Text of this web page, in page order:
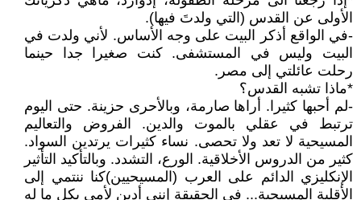
الأولى عن القدس (التي ولدتَ فيها).
-في الواقع أذكر البيت على وجه الأساس. لأني ولدت في
البيت وليس في المستشفى. كنت صغيرا جدا حينما
رحلت عائلتي إلى مصر.
*ماذا تشبه القدس؟
-لم أحبها كثيرا. أراها صارمة، وبالأحرى حزينة. حتى اليوم
ترتبط في عقلي بالموت والدين. الفروض والتعاليم
المسيحية لا تعد ولا تحصى. نساء كثيرات يرتدين السواد.
كثير من الدروس الأخلاقية. الورع، التشدد. وبالتأكيد التأثير
الإنكليزي الدائم على العرب (المسيحيين)كنا ننتمي إلى
الأقلية المسيحية... في الحقيقة إنني أدين لأمي بكل ما له